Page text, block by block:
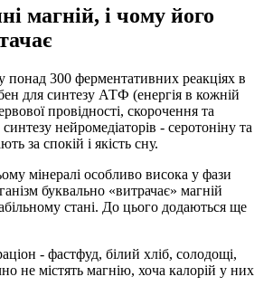
магній, і чому його
понад 300 ферментативних реакціях в
для синтезу АТФ (енергія в кожній
провідності, скорочення та
нейромедіаторів - серотоніну та
за спокій і якість сну.
мінералі особливо висока у фази
буквально «витрачає» магній
стані. До цього додаються ще
- фастфуд, білий хліб, солодощі,
не містять магнію, хоча калорій у них